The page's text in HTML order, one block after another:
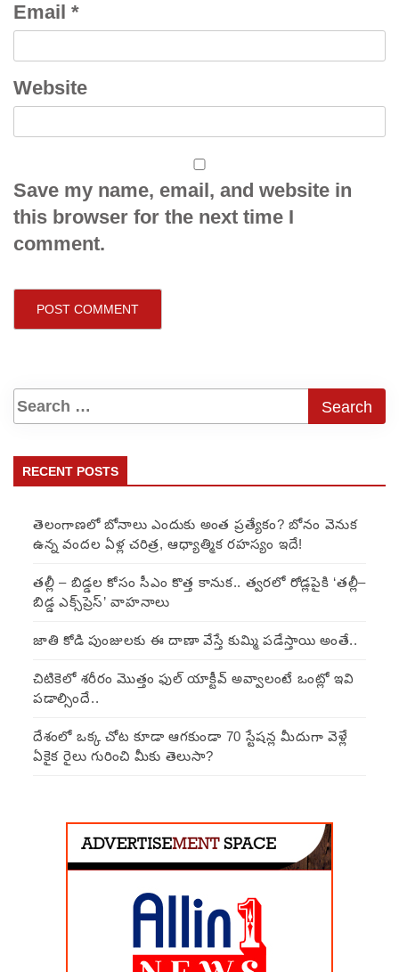
Email *
Website
Save my name, email, and website in
this browser for the next time I
comment.
RECENT POSTS
తెలంగాణలో బోనాలు ఎందుకు అంత ప్రత్యేకం? బోనం వెనుక
ఉన్న వందల ఏళ్ల చరిత్ర, ఆధ్యాత్మిక రహస్యం ఇదే!
తల్లీ – బిడ్డల కోసం సీఎం కొత్త కానుక.. త్వరలో రోడ్లపైకి ‘తల్లీ–
బిడ్డ ఎక్స్‌ప్రెస్’ వాహనాలు
జాతి కోడి పుంజులకు ఈ దాణా వేస్తే కుమ్మి పడేస్తాయి అంతే..
చిటికెలో శరీరం మొత్తం ఫుల్ యాక్టీవ్ అవ్వాలంటే ఒంట్లో ఇవి
పడాల్సిందే..
దేశంలో ఒక్క చోట కూడా ఆగకుండా 70 స్టేషన్ల మీదుగా వెళ్లే
ఏకైక రైలు గురించి మీకు తెలుసా?